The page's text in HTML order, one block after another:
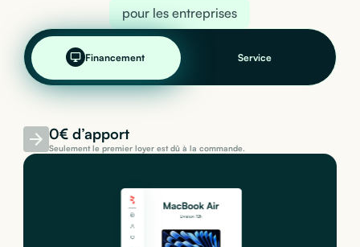
pour les entreprises
Financement Service
0€ d’apport
Seulement le premier loyer est dû à la commande.